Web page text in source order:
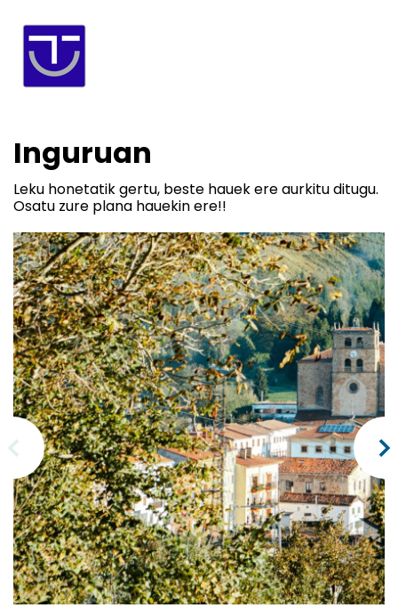
Inguruan
Leku honetatik gertu, beste hauek ere aurkitu ditugu.
Osatu zure plana hauekin ere!!